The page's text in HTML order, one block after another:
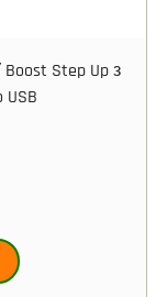
Step Up з